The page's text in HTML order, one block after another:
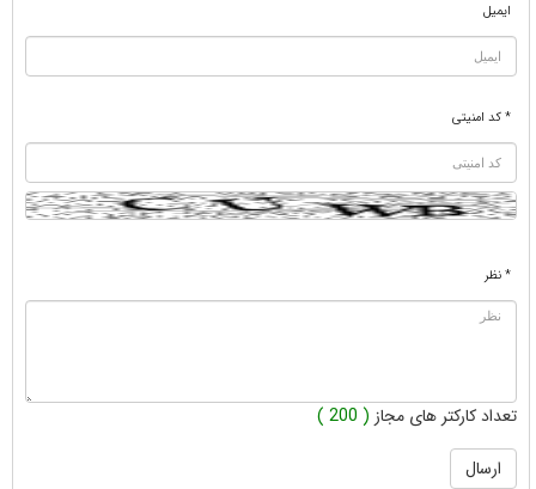
ایمیل
* کد امنیتی
* نظر
تعداد کارکتر های مجاز ( 200 )